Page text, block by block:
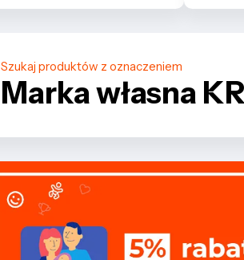
Szukaj produktów z oznaczeniem
Marka własna